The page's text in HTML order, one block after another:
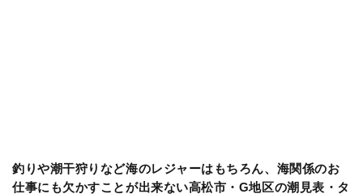
釣りや潮干狩りなど海のレジャーはもちろん、海関係のお
仕事にも欠かすことが出来ない高松市・G地区の潮見表・タ